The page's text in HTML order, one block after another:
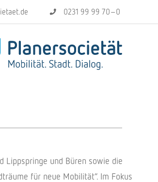
0231 99 99 70–0
Lipp­springe und Büren sowie die
für neue Mobi­li­tät“. Im Fokus